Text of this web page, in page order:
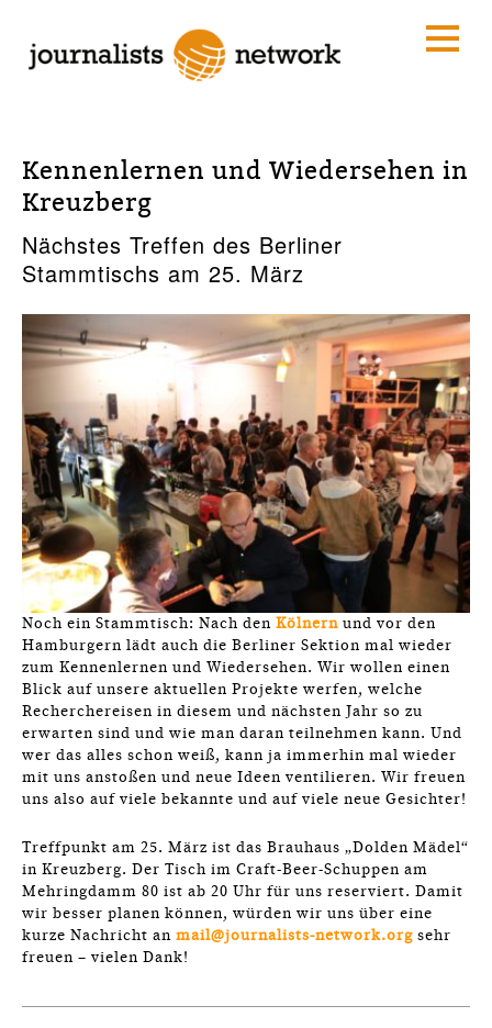
Kennenlernen und Wiedersehen in
Kreuzberg
Nächstes Treffen des Berliner
Stammtischs am 25. März
Noch ein Stammtisch: Nach den Kölnern und vor den
Hamburgern lädt auch die Berliner Sektion mal wieder
zum Kennenlernen und Wiedersehen. Wir wollen einen
Blick auf unsere aktuellen Projekte werfen, welche
Recherchereisen in diesem und nächsten Jahr so zu
erwarten sind und wie man daran teilnehmen kann. Und
wer das alles schon weiß, kann ja immerhin mal wieder
mit uns anstoßen und neue Ideen ventilieren. Wir freuen
uns also auf viele bekannte und auf viele neue Gesichter!
Treffpunkt am 25. März ist das Brauhaus „Dolden Mädel“
in Kreuzberg. Der Tisch im Craft-Beer-Schuppen am
Mehringdamm 80 ist ab 20 Uhr für uns reserviert. Damit
wir besser planen können, würden wir uns über eine
kurze Nachricht an mail@journalists-network.org sehr
freuen – vielen Dank!